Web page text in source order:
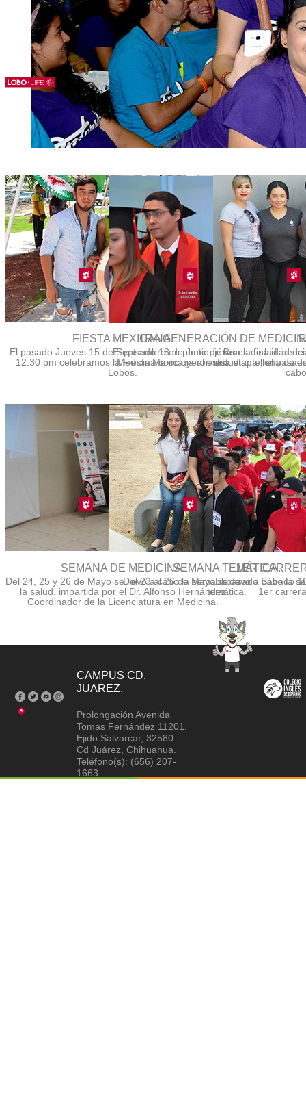
FIESTA MEXICANA.
El pasado Jueves 15 de Septiembre en punto de las
12:30 pm celebramos la Fiesta Mexicana al estilo
Lobos.
1RA GENERACIÓN DE
El pasado 18 de Junio, jóvenes de la
Medicina concluyeron una etapa llena de
Con la finalidad
estudiante, el
SEMANA DE MEDICINA.
Del 24, 25 y 26 de Mayo se llevo a cabo la semana de
la salud, impartida por el Dr. Alfonso Hernández
Coordinador de la Licenciatura en Medicina.
SEMANA TEMÁTICA.
Del 23 al 26 de Mayo se llevo a cabo la
temática.
1ER
El pasado Sábado
1er
CAMPUS CD.
JUAREZ.
Prolongación Avenida
Tomas Fernández 11201.
Ejido Salvarcar, 32580.
Cd Juárez, Chihuahua.
Teléfono(s): (656) 207-
1663.